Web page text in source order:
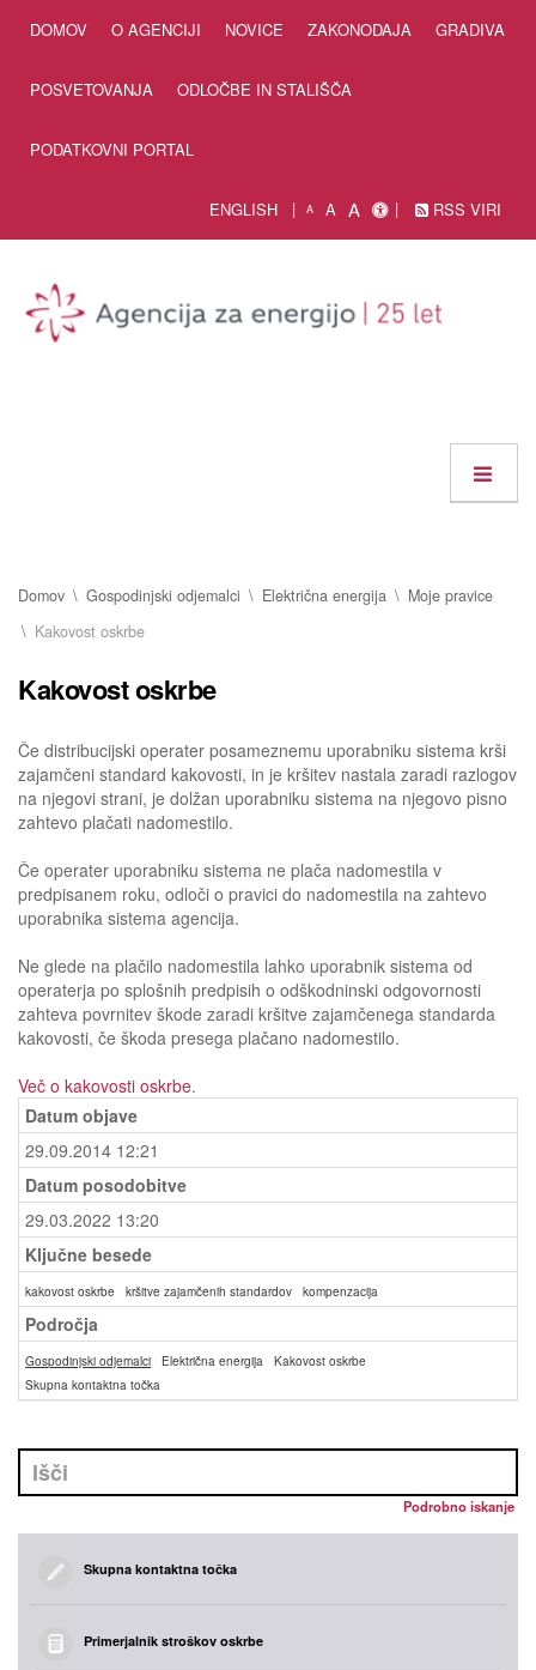
DOMOV O AGENCIJI NOVICE ZAKONODAJA GRADIVA
POSVETOVANJA ODLOČBE IN STALIŠČA
PODATKOVNI PORTAL
ENGLISH A A A RSS VIRI
Domov Gospodinjski odjemalci Električna energija
Moje pravice
Kakovost oskrbe
Kakovost oskrbe
Če distribucijski operater posameznemu uporabniku sistema krši
zajamčeni standard kakovosti, in je kršitev nastala zaradi razlogov
na njegovi strani, je dolžan uporabniku sistema na njegovo pisno
zahtevo plačati nadomestilo.
Če operater uporabniku sistema ne plača nadomestila v
predpisanem roku, odloči o pravici do nadomestila na zahtevo
uporabnika sistema agencija.
Ne glede na plačilo nadomestila lahko uporabnik sistema od
operaterja po splošnih predpisih o odškodninski odgovornosti
zahteva povrnitev škode zaradi kršitve zajamčenega standarda
kakovosti, če škoda presega plačano nadomestilo.
Več o kakovosti oskrbe.
Datum objave
29.09.2014 12:21
Datum posodobitve
29.03.2022 13:20
Ključne besede
kakovost oskrbe kršitve zajamčenih standardov kompenzacija
Področja
Gospodinjski odjemalci Električna energija
Kakovost oskrbe
Skupna kontaktna točka
Podrobno iskanje
Skupna kontaktna točka
Primerjalnik stroškov oskrbe